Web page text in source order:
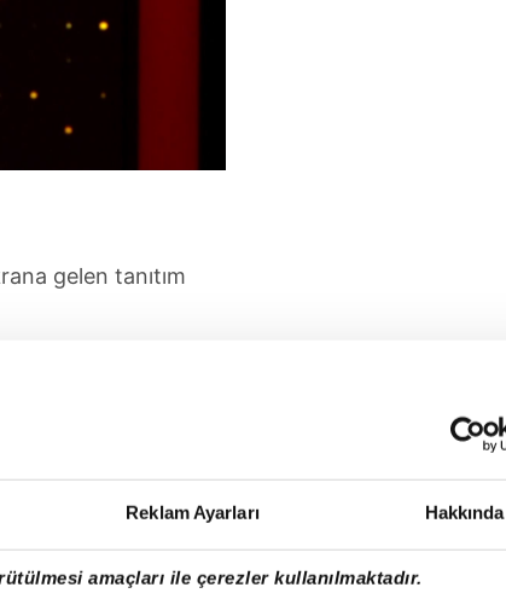
Reklam Ayarları Hakkında
amaçları ile çerezler kullanılmaktadır.
gelen tanıtım